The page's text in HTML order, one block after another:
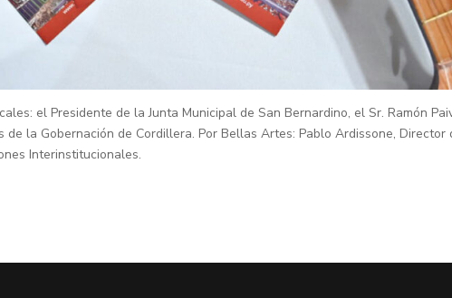
el Presidente de la Junta Municipal de San Bernardino, el Sr. Ramón
de la Gobernación de Cordillera. Por Bellas Artes: Pablo Ardissone, Director
Interinstitucionales.